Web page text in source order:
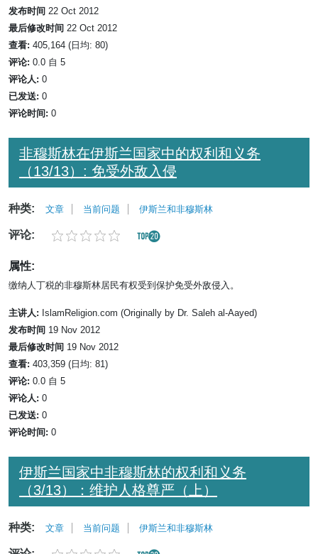
发布时间 22 Oct 2012
最后修改时间 22 Oct 2012
查看: 405,164 (日均: 80)
评论: 0.0 自 5
评论人: 0
已发送: 0
评论时间: 0
非穆斯林在伊斯兰国家中的权利和义务
（13/13）: 免受外敌入侵
种类: 文章 当前问题 伊斯兰和非穆斯林
评论:
属性:
缴纳人丁税的非穆斯林居民有权受到保护免受外敌侵入。
主讲人: IslamReligion.com (Originally by Dr. Saleh al-Aayed)
发布时间 19 Nov 2012
最后修改时间 19 Nov 2012
查看: 403,359 (日均: 81)
评论: 0.0 自 5
评论人: 0
已发送: 0
评论时间: 0
伊斯兰国家中非穆斯林的权利和义务
（3/13）：维护人格尊严（上）
种类: 文章 当前问题 伊斯兰和非穆斯林